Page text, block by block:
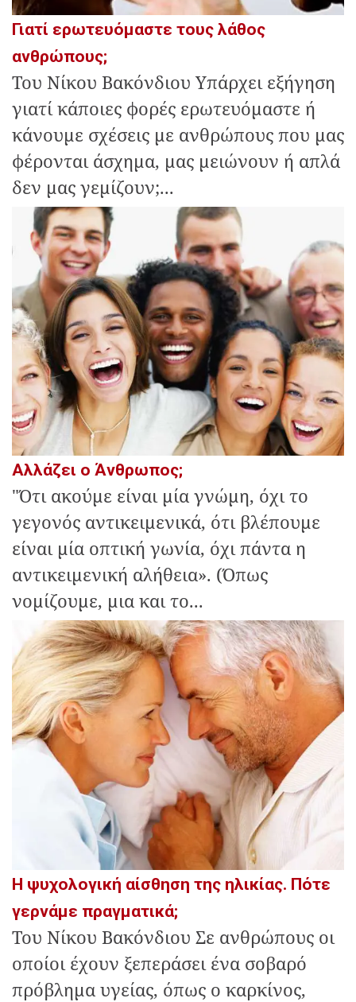
Γιατί ερωτευόμαστε τους λάθος
ανθρώπους;
Του Νίκου Βακόνδιου Υπάρχει εξήγηση
γιατί κάποιες φορές ερωτευόμαστε ή
κάνουμε σχέσεις με ανθρώπους που μας
φέρονται άσχημα, μας μειώνουν ή απλά
δεν μας γεμίζουν;...
Αλλάζει ο Άνθρωπος;
"Ότι ακούμε είναι μία γνώμη, όχι το
γεγονός αντικειμενικά, ότι βλέπουμε
είναι μία οπτική γωνία, όχι πάντα η
αντικειμενική αλήθεια». (Όπως
νομίζουμε, μια και το...
Η ψυχολογική αίσθηση της ηλικίας. Πότε
γερνάμε πραγματικά;
Του Νίκου Βακόνδιου Σε ανθρώπους οι
οποίοι έχουν ξεπεράσει ένα σοβαρό
πρόβλημα υγείας, όπως ο καρκίνος,